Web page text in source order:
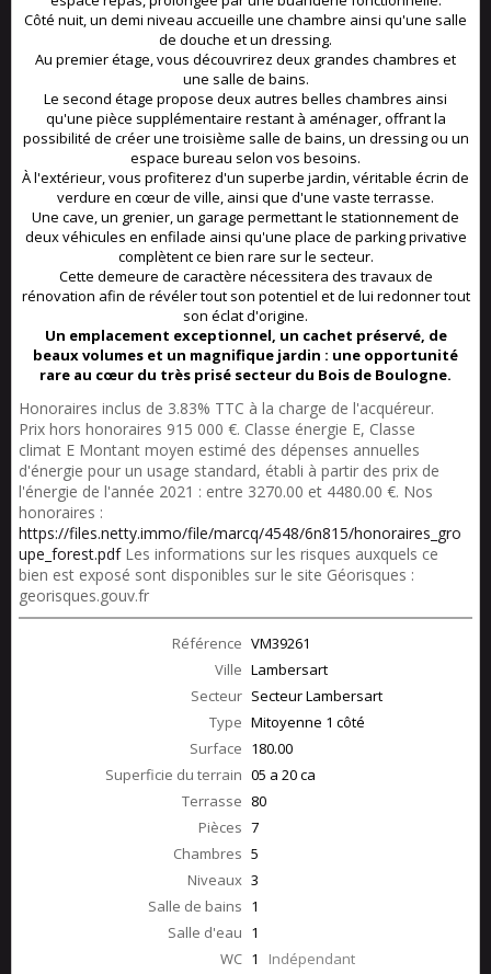
Côté nuit, un demi niveau accueille une chambre ainsi qu'une salle
de douche et un dressing.
Au premier étage, vous découvrirez deux grandes chambres et
une salle de bains.
Le second étage propose deux autres belles chambres ainsi
qu'une pièce supplémentaire restant à aménager, offrant la
possibilité de créer une troisième salle de bains, un dressing ou un
espace bureau selon vos besoins.
À l'extérieur, vous profiterez d'un superbe jardin, véritable écrin de
verdure en cœur de ville, ainsi que d'une vaste terrasse.
Une cave, un grenier, un garage permettant le stationnement de
deux véhicules en enfilade ainsi qu'une place de parking privative
complètent ce bien rare sur le secteur.
Cette demeure de caractère nécessitera des travaux de
rénovation afin de révéler tout son potentiel et de lui redonner tout
son éclat d'origine.
Un emplacement exceptionnel, un cachet préservé, de
beaux volumes et un magnifique jardin : une opportunité
rare au cœur du très prisé secteur du Bois de Boulogne.
Honoraires inclus de 3.83% TTC à la charge de l'acquéreur.
Prix hors honoraires 915 000 €. Classe énergie E, Classe
climat E Montant moyen estimé des dépenses annuelles
d'énergie pour un usage standard, établi à partir des prix de
l'énergie de l'année 2021 : entre 3270.00 et 4480.00 €. Nos
honoraires :
https://files.netty.immo/file/marcq/4548/6n815/honoraires_gro
upe_forest.pdfLes informations sur les risques auxquels ce
bien est exposé sont disponibles sur le site Géorisques :
georisques.gouv.fr
Référence VM39261
Ville Lambersart
Secteur Secteur Lambersart
Type Mitoyenne 1 côté
Surface 180.00
Superficie du terrain 05 a 20 ca
Terrasse 80
Pièces 7
Chambres 5
Niveaux 3
Salle de bains 1
Salle d'eau 1
WC 1 Indépendant